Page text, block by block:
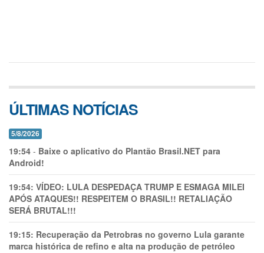
ÚLTIMAS NOTÍCIAS
5/8/2026
19:54 - Baixe o aplicativo do Plantão Brasil.NET para
Android!
19:54: VÍDEO: LULA DESPEDAÇA TRUMP E ESMAGA MILEI
APÓS ATAQUES!! RESPEITEM O BRASIL!! RETALIAÇÃO
SERÁ BRUTAL!!!
19:15: Recuperação da Petrobras no governo Lula garante
marca histórica de refino e alta na produção de petróleo